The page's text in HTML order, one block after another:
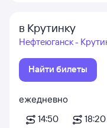
в Крутинку
Нефтеюганск -
Найти билеты
ежедневно
14:50
18:20